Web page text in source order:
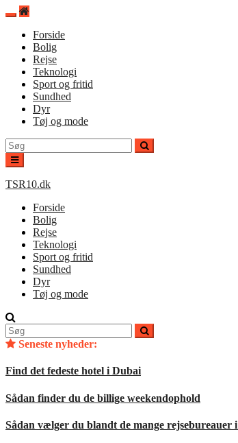
Spring
indholdForside
Bolig
Rejse
Teknologi
Sport og fritid
Sundhed
Dyr
Tøj og mode
Søg
efter:
TSR10.dk
Forside
Bolig
Rejse
Teknologi
Sport og fritid
Sundhed
Dyr
Tøj og mode
Søg
efter:Seneste nyheder:
Find det fedeste hotel i Dubai
Sådan finder du de billige weekendophold
Sådan vælger du blandt de mange rejsebureauer